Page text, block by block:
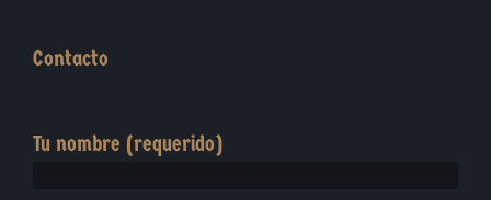
Contacto
Tu nombre (requerido)